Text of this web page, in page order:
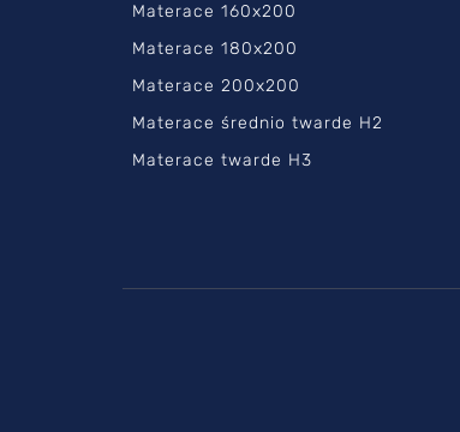
Materace 160x200
Materace 180x200
Materace 200x200
Materace średnio twarde H2
Materace twarde H3